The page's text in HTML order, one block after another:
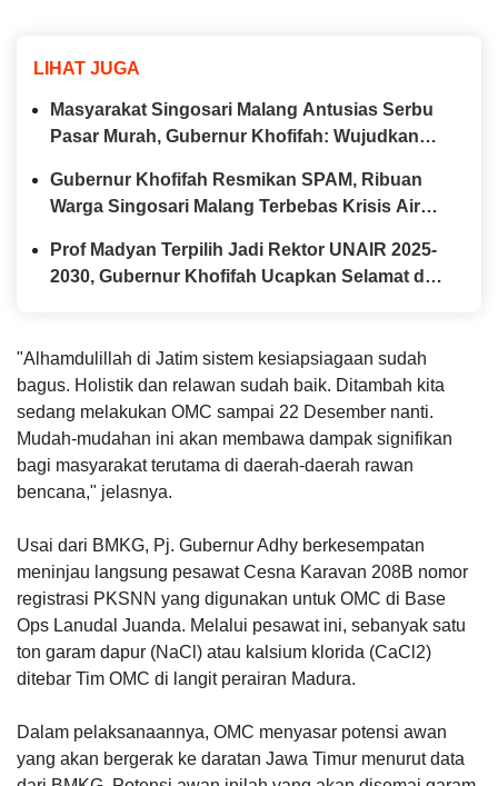
LIHAT JUGA
Masyarakat Singosari Malang Antusias Serbu
Pasar Murah, Gubernur Khofifah: Wujudkan
Gubernur Khofifah Resmikan SPAM, Ribuan
Warga Singosari Malang Terbebas Krisis Air
Prof Madyan Terpilih Jadi Rektor UNAIR 2025-
2030, Gubernur Khofifah Ucapkan Selamat dan
"Alhamdulillah di Jatim sistem kesiapsiagaan sudah
bagus. Holistik dan relawan sudah baik. Ditambah kita
sedang melakukan OMC sampai 22 Desember nanti.
Mudah-mudahan ini akan membawa dampak signifikan
bagi masyarakat terutama di daerah-daerah rawan
bencana," jelasnya.
Usai dari BMKG, Pj. Gubernur Adhy berkesempatan
meninjau langsung pesawat Cesna Karavan 208B nomor
registrasi PKSNN yang digunakan untuk OMC di Base
Ops Lanudal Juanda. Melalui pesawat ini, sebanyak satu
ton garam dapur (NaCl) atau kalsium klorida (CaCl2)
ditebar Tim OMC di langit perairan Madura.
Dalam pelaksanaannya, OMC menyasar potensi awan
yang akan bergerak ke daratan Jawa Timur menurut data